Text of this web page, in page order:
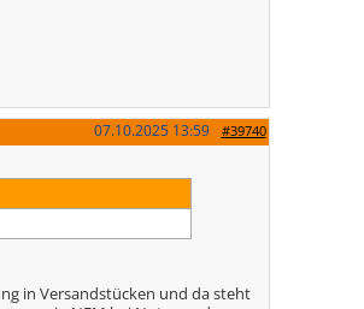
#39740
07.10.2025 13:59
in Versandstücken und da steht